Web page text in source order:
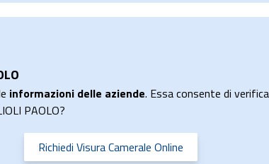
informazioni delle aziende. Essa consente di
PAOLO?
Richiedi Visura Camerale Online